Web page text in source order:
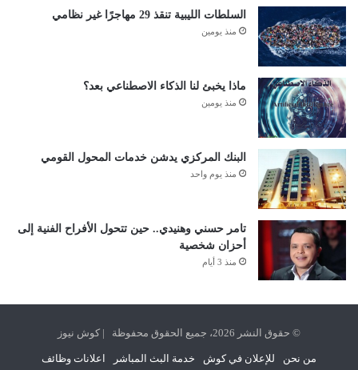
السلطات الليبية تنقذ 29 مهاجرًا غير نظامي
منذ يومين
ماذا يخبئ لنا الذكاء الاصطناعي بعد؟
منذ يومين
البنك المركزي يدشن خدمات المحول القومي
منذ يوم واحد
تامر حسني وهنيدي.. حين تتحول الأفراح الفنية إلى
أحزان شخصية
منذ 3 أيام
© حقوق النشر 2026، جميع الحقوق محفوظة | كوش نيوز
من نحن للإعلان في كوش خدمة البث المباشر اعلانات وظائف